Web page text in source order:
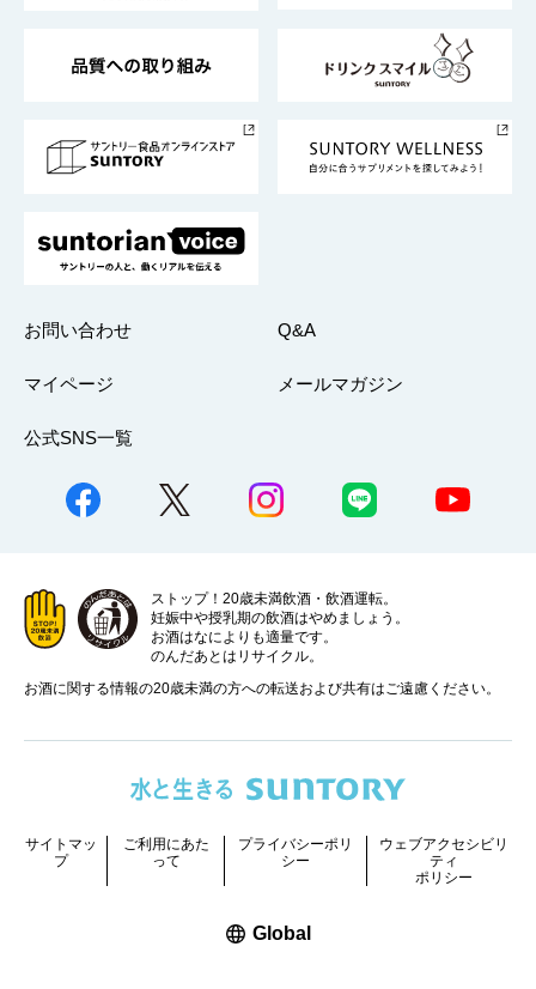
採用情報
お問い合わせ Q&A
マイページ メールマガジン
公式SNS一覧
ストップ！20歳未満飲酒・飲酒運転。
妊娠中や授乳期の飲酒はやめましょう。
お酒はなによりも適量です。
のんだあとはリサイクル。
お酒に関する情報の20歳未満の方への転送および共有はご遠慮ください。
サイトマッ
プ
ご利用にあた
って
プライバシーポリ
シー
ウェブアクセシビリ
ティ
ポリシー
Global新しいウィンドウで開く